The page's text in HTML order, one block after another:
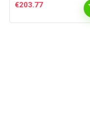
€203.77